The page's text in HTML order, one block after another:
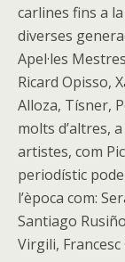
carlines fins a
diverses
Apel·les
Ricard Opisso,
Alloza, Tísner,
molts d’altres,
artistes, com
periodístic
l’època com:
Santiago
Virgili,